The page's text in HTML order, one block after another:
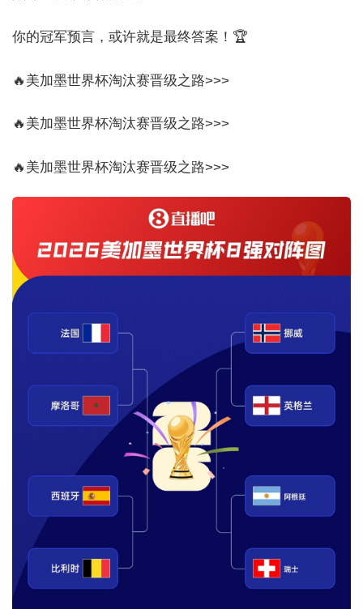
你的冠军预言，或许就是最终答案！🏆
🔥美加墨世界杯淘汰赛晋级之路>>>
🔥美加墨世界杯淘汰赛晋级之路>>>
🔥美加墨世界杯淘汰赛晋级之路>>>